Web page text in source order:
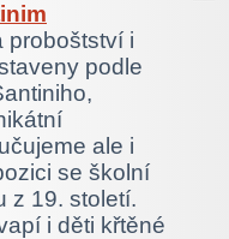
proboštství i
podle
ale i
se školní
z 19. století.
i děti křtěné